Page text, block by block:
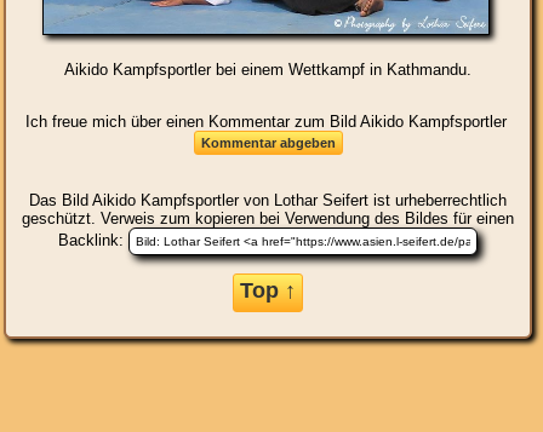
Aikido Kampfsportler bei einem Wettkampf in Kathmandu.
Ich freue mich über einen Kommentar zum Bild Aikido Kampfsportler
Das Bild Aikido Kampfsportlervon Lothar Seifert ist urheberrechtlich
geschützt. Verweis zum kopieren bei Verwendung des Bildes für einen
Backlink:
Top ↑